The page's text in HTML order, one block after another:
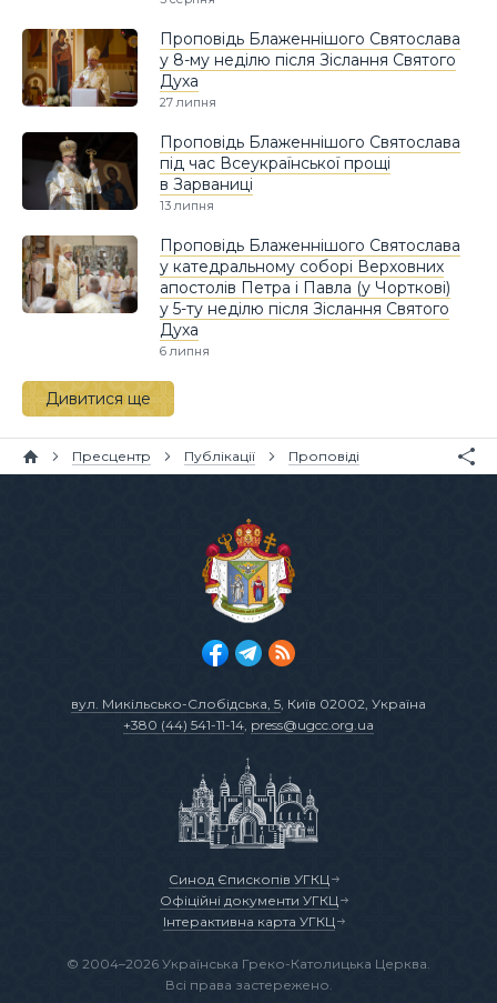
Проповідь Блаженнішого Святослава
у 8-му неділю після Зіслання Святого
Духа
27 липня
Проповідь Блаженнішого Святослава
під час Всеукраїнської прощі
в Зарваниці
13 липня
Проповідь Блаженнішого Святослава
у катедральному соборі Верховних
апостолів Петра і Павла (у Чорткові)
у 5-ту неділю після Зіслання Святого
Духа
6 липня
Дивитися ще
Пресцентр Публікації Проповіді
вул. Микільсько-Слобідська, 5, Київ 02002, Україна
+380 (44) 541-11-14, press@ugcc.org.ua
Синод Єпископів УГКЦ
Офіційні документи УГКЦ
Інтерактивна карта УГКЦ
© 2004–2026 Українська Греко-Католицька Церква.
Всі права застережено.